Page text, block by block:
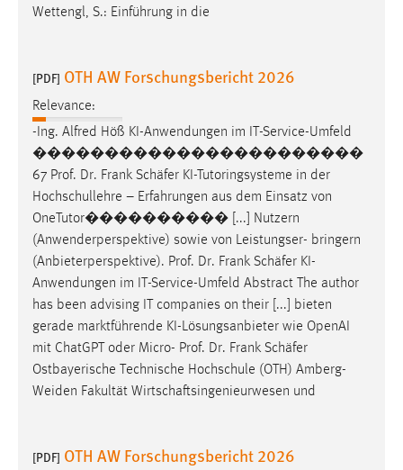
Wettengl, S.: Einführung in die
[PDF] OTH AW Forschungsbericht 2026
Relevance:
-Ing. Alfred Höß KI-Anwendungen im IT-Service-Umfeld
�����������������������
67 Prof. Dr. Frank Schäfer KI-Tutoringsysteme in der
Hochschullehre – Erfahrungen aus dem Einsatz von
OneTutor���������� [...] Nutzern
(Anwenderperspektive) sowie von Leistungser- bringern
(Anbieterperspektive). Prof. Dr. Frank Schäfer KI-
Anwendungen im IT-Service-Umfeld Abstract The author
has been advising IT companies on their [...] bieten
gerade marktführende KI-Lösungsanbieter wie OpenAI
mit ChatGPT oder Micro- Prof. Dr. Frank Schäfer
Ostbayerische Technische Hochschule (OTH) Amberg-
Weiden Fakultät Wirtschaftsingenieurwesen und
[PDF] OTH AW Forschungsbericht 2026